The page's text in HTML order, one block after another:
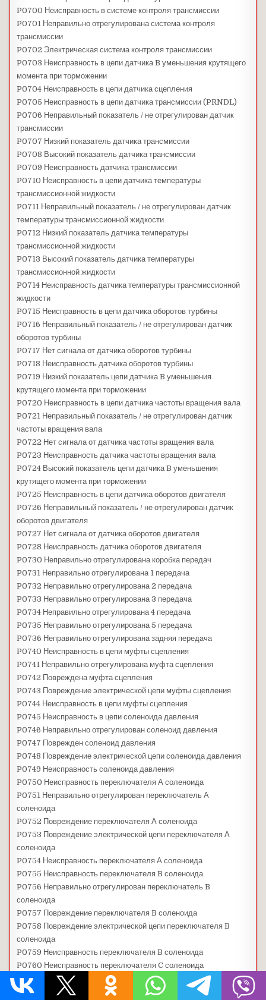
P0700 Неисправность в системе контроля трансмиссии
P0701 Неправильно отрегулирована система контроля
трансмиссии
P0702 Электрическая система контроля трансмиссии
P0703 Неисправность в цепи датчика B уменьшения крутящего
момента при торможении
P0704 Неисправность в цепи датчика сцепления
P0705 Неисправность в цепи датчика трансмиссии (PRNDL)
P0706 Неправильный показатель / не отрегулирован датчик
трансмиссии
P0707 Низкий показатель датчика трансмиссии
P0708 Высокий показатель датчика трансмиссии
P0709 Неисправность датчика трансмиссии
P0710 Неисправность в цепи датчика температуры
трансмиссионной жидкости
P0711 Неправильный показатель / не отрегулирован датчик
температуры трансмиссионной жидкости
P0712 Низкий показатель датчика температуры
трансмиссионной жидкости
P0713 Высокий показатель датчика температуры
трансмиссионной жидкости
P0714 Неисправность датчика температуры трансмиссионной
жидкости
P0715 Неисправность в цепи датчика оборотов турбины
P0716 Неправильный показатель / не отрегулирован датчик
оборотов турбины
P0717 Нет сигнала от датчика оборотов турбины
P0718 Неисправность датчика оборотов турбины
P0719 Низкий показатель цепи датчика B уменьшения
крутящего момента при торможении
P0720 Неисправность в цепи датчика частоты вращения вала
P0721 Неправильный показатель / не отрегулирован датчик
частоты вращения вала
P0722 Нет сигнала от датчика частоты вращения вала
P0723 Неисправность датчика частоты вращения вала
P0724 Высокий показатель цепи датчика B уменьшения
крутящего момента при торможении
P0725 Неисправность в цепи датчика оборотов двигателя
P0726 Неправильный показатель / не отрегулирован датчик
оборотов двигателя
P0727 Нет сигнала от датчика оборотов двигателя
P0728 Неисправность датчика оборотов двигателя
P0730 Неправильно отрегулирована коробка передач
P0731 Неправильно отрегулирована 1 передача
P0732 Неправильно отрегулирована 2 передача
P0733 Неправильно отрегулирована 3 передача
P0734 Неправильно отрегулирована 4 передача
P0735 Неправильно отрегулирована 5 передача
P0736 Неправильно отрегулирована задняя передача
P0740 Неисправность в цепи муфты сцепления
P0741 Неправильно отрегулирована муфта сцепления
P0742 Повреждена муфта сцепления
P0743 Повреждение электрической цепи муфты сцепления
P0744 Неисправность в цепи муфты сцепления
P0745 Неисправность в цепи соленоида давления
P0746 Неправильно отрегулирован соленоид давления
P0747 Поврежден соленоид давления
P0748 Повреждение электрической цепи соленоида давления
P0749 Неисправность соленоида давления
P0750 Неисправность переключателя А соленоида
P0751 Неправильно отрегулирован переключатель А
соленоида
P0752 Повреждение переключателя А соленоида
P0753 Повреждение электрической цепи переключателя А
соленоида
P0754 Неисправность переключателя А соленоида
P0755 Неисправность переключателя B соленоида
P0756 Неправильно отрегулирован переключатель B
соленоида
P0757 Повреждение переключателя B соленоида
P0758 Повреждение электрической цепи переключателя B
соленоида
P0759 Неисправность переключателя B соленоида
P0760 Неисправность переключателя C соленоида
P0761 Неправильно отрегулирован переключатель C
соленоида